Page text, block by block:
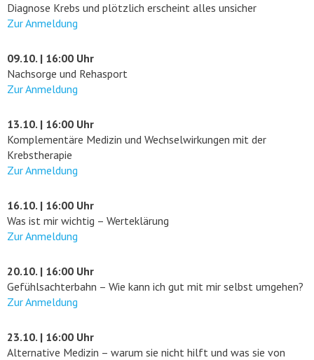
Diagnose Krebs und plötzlich erscheint alles unsicher
Zur Anmeldung
09.10. | 16:00 Uhr
Nachsorge und Rehasport
Zur Anmeldung
13.10. | 16:00 Uhr
Komplementäre Medizin und Wechselwirkungen mit der
Krebstherapie
Zur Anmeldung
16.10. | 16:00 Uhr
Was ist mir wichtig – Werteklärung
Zur Anmeldung
20.10. | 16:00 Uhr
Gefühlsachterbahn – Wie kann ich gut mit mir selbst umgehen?
Zur Anmeldung
23.10. | 16:00 Uhr
Alternative Medizin – warum sie nicht hilft und was sie von